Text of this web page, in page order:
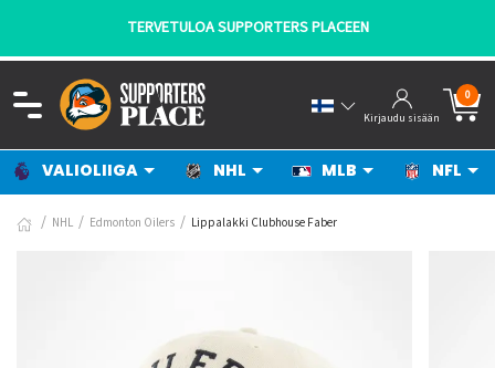
TERVETULOA SUPPORTERS PLACEEN
Kirjaudu sisään
0
VALIOLIIGA NHL MLB NFL
NHL Edmonton Oilers Lippalakki Clubhouse Faber